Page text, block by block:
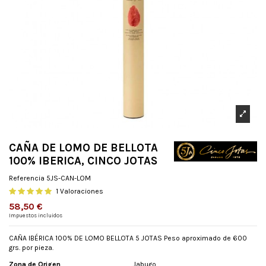
CAÑA DE LOMO DE BELLOTA
100% IBERICA, CINCO JOTAS
Referencia 5JS-CAN-LOM
1 Valoraciones
58,50 €
Impuestos incluidos
CAÑA IBÉRICA 100% DE LOMO BELLOTA 5 JOTAS Peso aproximado de 600
grs. por pieza.
Zona de Origen
Jabugo